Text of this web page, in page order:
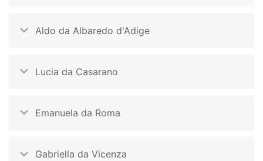
Aldo da Albaredo d'Adige
Lucia da Casarano
Emanuela da Roma
Gabriella da Vicenza